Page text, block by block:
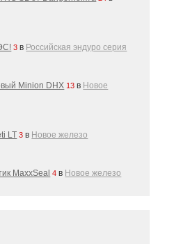
3 в Российская эндуро серия
Minion DHX 13 в Новое
LT 3 в Новое железо
MaxxSeal 4 в Новое железо